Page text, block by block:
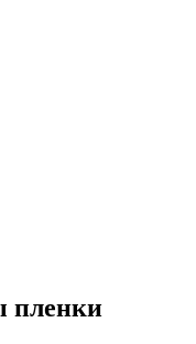
пленки